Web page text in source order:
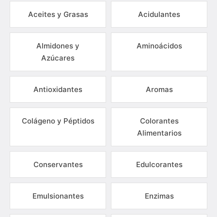
Aceites y Grasas Acidulantes
Almidones y
Azúcares
Aminoácidos
Antioxidantes Aromas
Colágeno y Péptidos
Colorantes
Alimentarios
Conservantes Edulcorantes
Emulsionantes Enzimas